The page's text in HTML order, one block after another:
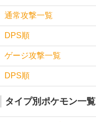
通常攻撃一覧
DPS順
ゲージ攻撃一覧
DPS順
タイプ別ポケモン一覧